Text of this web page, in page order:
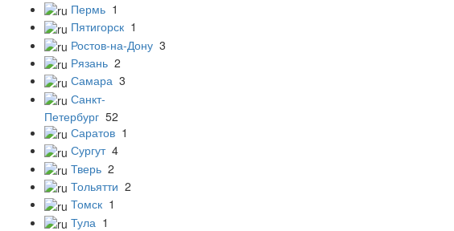
Пермь 1
Пятигорск 1
Ростов-на-Дону 3
Рязань 2
Самара 3
Санкт-
Петербург 52
Саратов 1
Сургут 4
Тверь 2
Тольятти 2
Томск 1
Тула 1